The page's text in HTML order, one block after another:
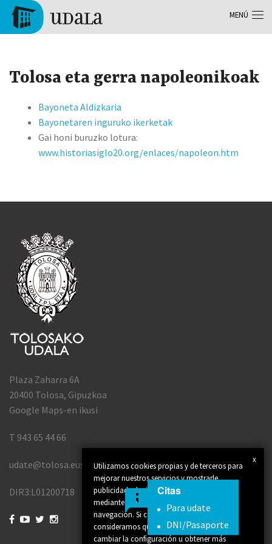
Pasar al contenido principal
Tolosa eta gerra napoleonikoak
Citas
Para udate
DNI/Pasaporte
Bayoneta Aldizkaria
Bayonetaren inguruko ikerketak
Gai honi buruzko lotura:
www.historiasiglo20.org/enlaces/napoleon.htm
x
Utilizamos cookies propias y de terceros para
mejorar nuestros servicios y mostrarle
publicidad relacionada con sus preferencias
mediante el análisis de sus hábitos de
navegación. Si continúa navegando,
consideramos que acepta su uso. Puede
cambiar la configuración u obtener más
Plaza Zaharra 6A
20400 Tolosa, Gipuzkoa
Google Maps-en ikusi
T 943 65 44 66
udate@tolosa.eus
DIR3:L01200718
   
MENÚ